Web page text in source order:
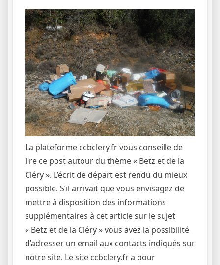
La plateforme ccbclery.fr vous conseille de
lire ce post autour du thème « Betz et de la
Cléry ». L’écrit de départ est rendu du mieux
possible. S’il arrivait que vous envisagez de
mettre à disposition des informations
supplémentaires à cet article sur le sujet
« Betz et de la Cléry » vous avez la possibilité
d’adresser un email aux contacts indiqués sur
notre site. Le site ccbclery.fr a pour